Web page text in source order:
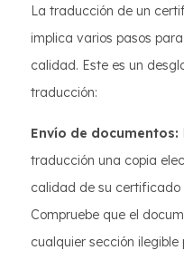
La traducción de un
implica varios pasos
calidad. Este es un
traducción:
Envío de documentos:
traducción una copia
calidad de su
Compruebe que el
cualquier sección